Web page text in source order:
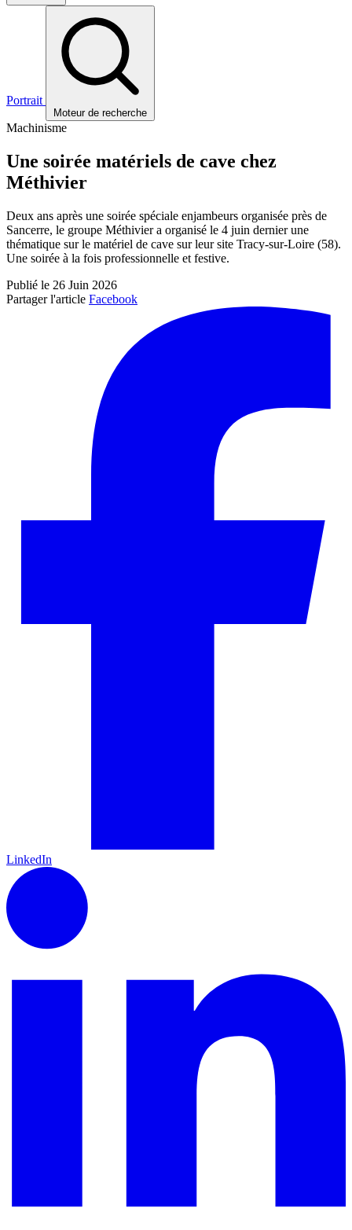
Portrait
Moteur de recherche
Machinisme
Une soirée matériels de cave chez
Méthivier
Deux ans après une soirée spéciale enjambeurs organisée près de
Sancerre, le groupe Méthivier a organisé le 4 juin dernier une
thématique sur le matériel de cave sur leur site Tracy-sur-Loire (58).
Une soirée à la fois professionnelle et festive.
Publié le 26 Juin 2026
Partager l'article Facebook
LinkedIn